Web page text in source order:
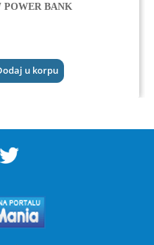
POWER BANK
u korpu